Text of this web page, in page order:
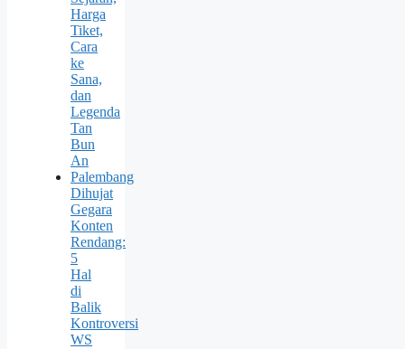
Harga
Tiket,
Cara
ke
Sana,
dan
Legenda
Tan
Bun
An
Palembang
Dihujat
Gegara
Konten
Rendang:
5
Hal
di
Balik
Kontroversi
WS